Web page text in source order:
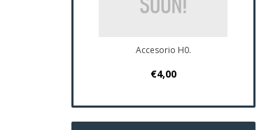
Accesorio H0.